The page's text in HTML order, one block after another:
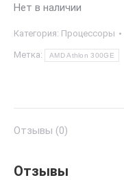
Нет в наличии
Категория: Процессоры
Метка: AMD Athlon 300GE
Отзывы (0)
Отзывы